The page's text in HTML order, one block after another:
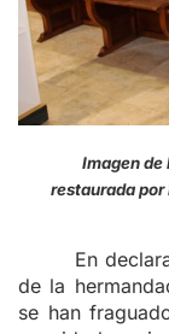
Imagen de
restaurada
En
de la
se han